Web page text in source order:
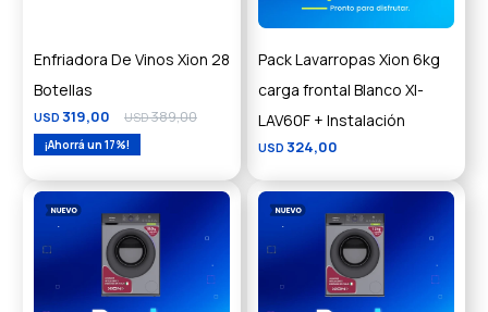
Enfriadora De Vinos Xion 28
Botellas
USD 319,00 USD389,00
17
Pack Lavarropas Xion 6kg
carga frontal Blanco XI-
LAV60F + Instalación
USD 324,00